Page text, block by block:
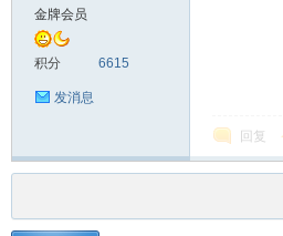
金牌会员
积分 6615
发消息
回复